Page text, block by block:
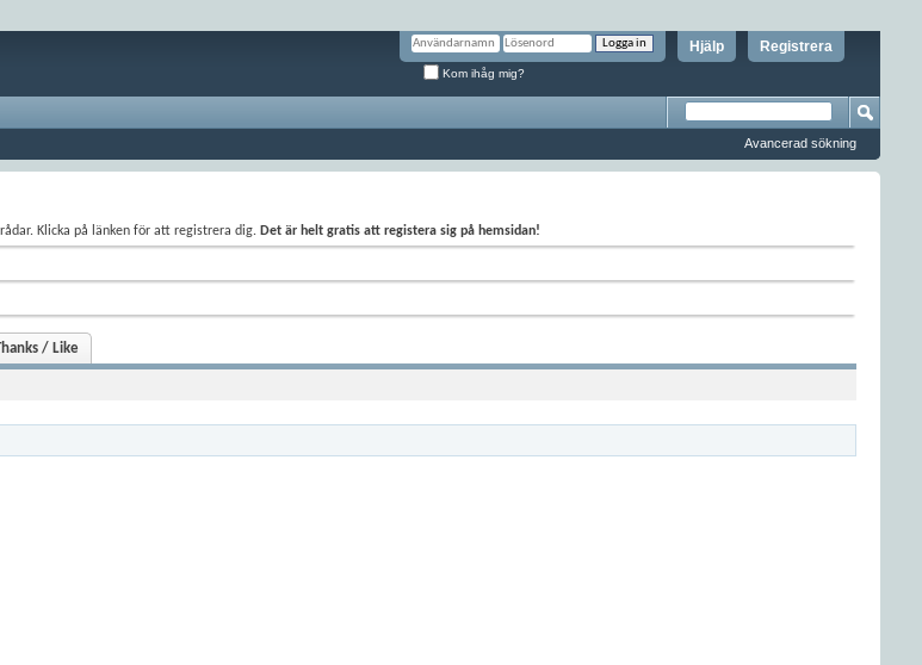
Registrera
Hjälp
Kom ihåg mig?
Avancerad sökning
Klicka på länken för att registrera dig. Det är helt gratis att registera sig på hemsidan!
/ Like